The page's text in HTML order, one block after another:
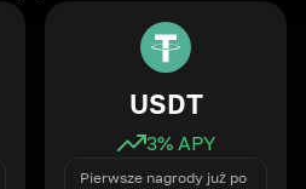
USDT
3% APY
Pierwsze nagrody już po